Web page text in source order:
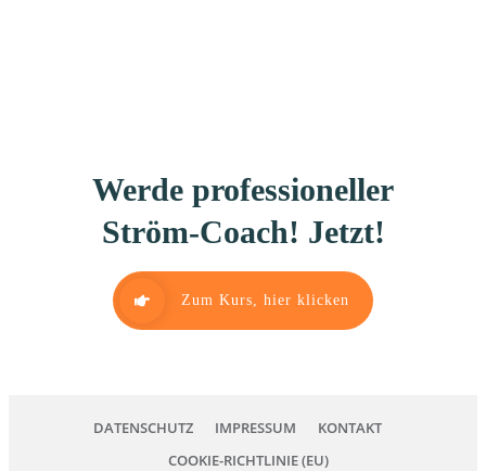
Werde professioneller
Ström-Coach! Jetzt!
Zum Kurs, hier klicken
DATENSCHUTZ IMPRESSUM
KONTAKT
COOKIE-RICHTLINIE (EU)